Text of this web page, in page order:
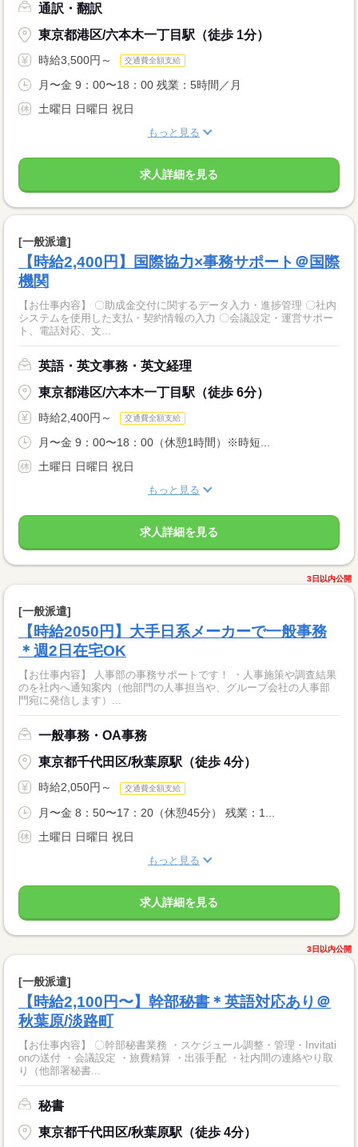
通訳・翻訳
東京都港区/六本木一丁目駅（徒歩 1分）
時給3,500円～ 交通費全額支給
月〜金 9：00〜18：00 残業：5時間／月
土曜日 日曜日 祝日
もっと見る
求人詳細を見る
[一般派遣]
【時給2,400円】国際協力×事務サポート＠国際
機関
【お仕事内容】 〇助成金交付に関するデータ入力・進捗管理 〇社内
システムを使用した支払・契約情報の入力 〇会議設定・運営サポー
ト、電話対応、文...
英語・英文事務・英文経理
東京都港区/六本木一丁目駅（徒歩 6分）
時給2,400円～ 交通費全額支給
月〜金 9：00〜18：00（休憩1時間）※時短...
土曜日 日曜日 祝日
もっと見る
求人詳細を見る
3日以内公開
[一般派遣]
【時給2050円】大手日系メーカーで一般事務
＊週2日在宅OK
【お仕事内容】 人事部の事務サポートです！ ・人事施策や調査結果
のを社内へ通知案内（他部門の人事担当や、グループ会社の人事部
門宛に発信します）...
一般事務・OA事務
東京都千代田区/秋葉原駅（徒歩 4分）
時給2,050円～ 交通費全額支給
月〜金 8：50〜17：20（休憩45分） 残業：1...
土曜日 日曜日 祝日
もっと見る
求人詳細を見る
3日以内公開
[一般派遣]
【時給2,100円〜】幹部秘書＊英語対応あり＠
秋葉原/淡路町
【お仕事内容】 〇幹部秘書業務 ・スケジュール調整・管理・Invitati
onの送付 ・会議設定 ・旅費精算 ・出張手配 ・社内間の連絡やり取
り（他部署秘書...
秘書
東京都千代田区/秋葉原駅（徒歩 4分）